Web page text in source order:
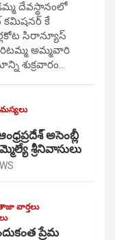
దేవస్థానంలో
కమిషనర్ కే
సిరాన్యూస్
అమ్మవారి
శుక్రవారం…
అసెంబ్లీ
శ్రీనివాసులు
వార్తలు
ప్రేమ